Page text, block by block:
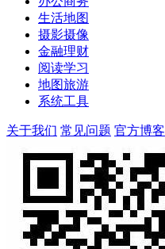
生活地图
摄影摄像
金融理财
阅读学习
地图旅游
系统工具
关于我们 常见问题 官方博客